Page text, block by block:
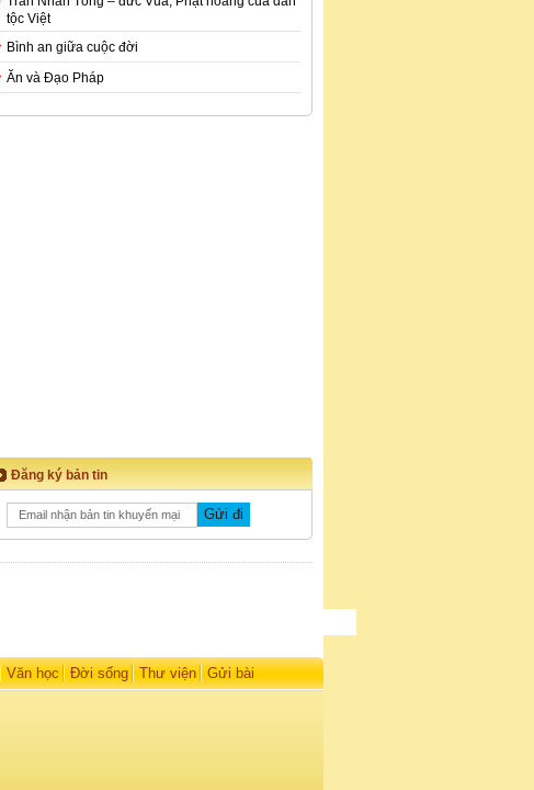
tộc Việt
Bình an giữa cuộc đời
Ăn và Đạo Pháp
Đăng ký bản tin
Văn học Đời sống Thư viện Gửi bài